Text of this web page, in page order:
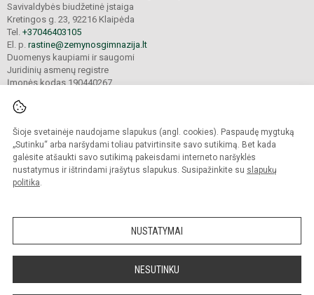
Šioje svetainėje naudojame slapukus (angl. cookies). Paspaudę mygtuką
„Sutinku“ arba naršydami toliau patvirtinsite savo sutikimą. Bet kada
galėsite atšaukti savo sutikimą pakeisdami interneto naršyklės
nustatymus ir ištrindami įrašytus slapukus. Susipažinkite su slapukų
politika.
NUSTATYMAI
NESUTINKU
Savivaldybės biudžetinė įstaiga
Kretingos g. 23, 92216 Klaipėda
Tel. +37046403105
El. p. rastine@zemynosgimnazija.lt
Duomenys kaupiami ir saugomi
Juridinių asmenų registre
Įmonės kodas 190440267
© 2022. Klaipėdos universiteto „Žemynos“ gimnazija. Visos teisės saugomos.
Kopijuoti turinį be raštiško gimnazijos sutikimo griežtai draudžiama.
Prieinamumo paraiška Slapukų valdymas
Sumanus būdas atnaujinti